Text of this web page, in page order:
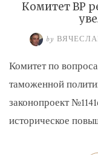
Комитет ВР
by
Комитет по
таможенной
законопроект
историческое